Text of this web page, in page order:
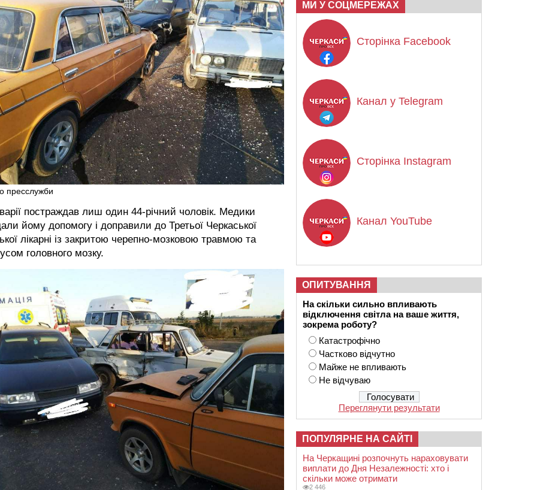
пресслужби
постраждав лиш один 44-річний чоловік. Медики
йому допомогу і доправили до Третьої Черкаської
лікарні із закритою черепно-мозковою травмою та
головного мозку.
МИ У СОЦМЕРЕЖАХ
Сторінка Facebook
Канал у Telegram
Сторінка Instagram
Канал YouTube
ОПИТУВАННЯ
На скільки сильно впливають
відключення світла на ваше життя,
зокрема роботу?
Катастрофічно
Частково відчутно
Майже не впливають
Не відчуваю
Переглянути результати
ПОПУЛЯРНЕ НА САЙТІ
На Черкащині розпочнуть нараховувати
виплати до Дня Незалежності: хто і
скільки може отримати
2 446